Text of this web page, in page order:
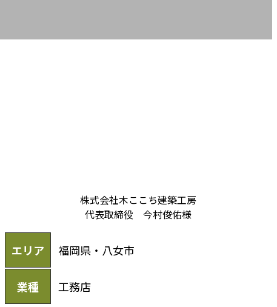
株式会社木ここち建築工房
代表取締役 今村俊佑様
エリア 福岡県・八女市
業種 工務店